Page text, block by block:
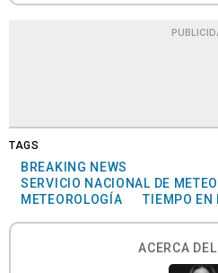
TAGS
BREAKING NEWS
SERVICIO NACIONAL DE
METEOROLOGÍA
TIEMPO EN
ACERCA